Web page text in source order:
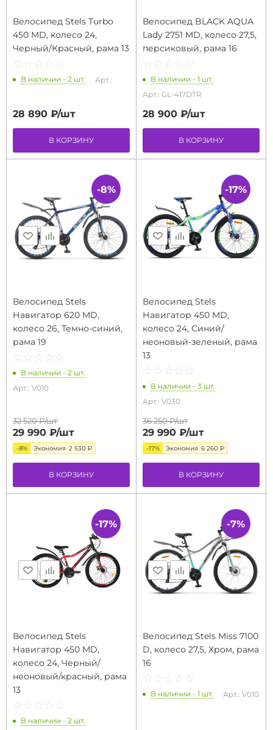
Велосипед Stels Turbo
450 MD, колесо 24,
Черный/Красный, рама 13
☆ ☆ ☆ ☆ ☆
★ ★ ★ ★ ★
В наличии - 2 шт. Арт.:
28 890 ₽/шт
В КОРЗИНУ
Велосипед BLACK AQUA
Lady 2751 MD, колесо 27,5,
персиковый, рама 16
☆ ☆ ☆ ☆ ☆
★ ★ ★ ★ ★
В наличии - 1 шт.
Арт.: GL-417DTR
28 900 ₽/шт
В КОРЗИНУ
Велосипед Stels
Навигатор 620 MD,
колесо 26, Темно-синий,
рама 19
☆ ☆ ☆ ☆ ☆
★ ★ ★ ★ ★
В наличии - 2 шт.
Арт.: V010
32 520 ₽/шт
29 990 ₽/шт
-8% Экономия 2 530 ₽
В КОРЗИНУ
-8%
Велосипед Stels
Навигатор 450 MD,
колесо 24, Синий/
неоновый-зеленый, рама
13
☆ ☆ ☆ ☆ ☆
★ ★ ★ ★ ★
В наличии - 3 шт.
Арт.: V030
36 250 ₽/шт
29 990 ₽/шт
-17% Экономия 6 260 ₽
В КОРЗИНУ
-17%
Велосипед Stels
Навигатор 450 MD,
колесо 24, Черный/
неоновый/красный, рама
13
☆ ☆ ☆ ☆ ☆
★ ★ ★ ★ ★
В наличии - 2 шт.
-17%
Велосипед Stels Miss 7100
D, колесо 27,5, Хром, рама
16
☆ ☆ ☆ ☆ ☆
★ ★ ★ ★ ★
В наличии - 1 шт. Арт.: V010
-7%